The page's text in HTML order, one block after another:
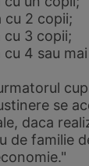
cu 2 copii;
cu 3 copii;
4 sau
se
daca
de familie